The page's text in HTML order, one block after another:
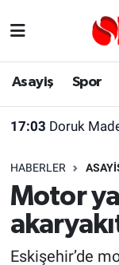
Asayiş Spor
17:03 Doruk
HABERLER
Motor
Eskişehir’de
Asayiş
Gündem
Türkiye
Yaşam
Eskişehir
Eskişehir
Süper Lig
Tüm